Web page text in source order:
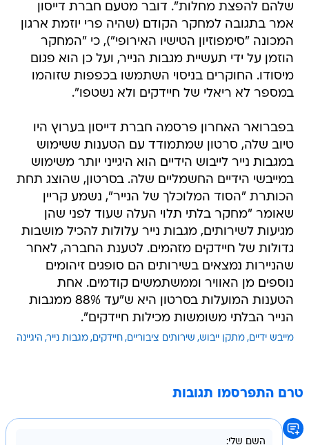
שלהם להפצת מחלות". דובר מטעם חברת דייסון
אמר בתגובה למחקר הקודם (שהיה פרי יוזמת ארגון
המכונה "סימפוזיון הטישיו האירופי"), כי "המחקר
הוזמן על ידי תעשיית מגבות הנייר, ועל כן הוא פגום
מיסודו. החוקרים בניסוי השתמשו בכפפות שזוהמו
במספר לא ריאלי של חיידקים ולא נשטפו".
בפברואר האחרון פרסמה חברת דייסון בערוץ היו
טיוב שלה, סרטון שמתמודד עם הטענות ששימוש
במגבות נייר לייבוש הידיים הוא היגייני יותר משימוש
במייבשי הידיים החשמליים שלה. בסרטון, שהוצג תחת
הכותרת "הסוד המלוכלך של הנייר", נשמע קריין
שאומר "מחקר בלתי תלוי העלה שעוד לפני שהן
מגיעות לשירותים, מגבות נייר עלולות להכיל מושבות
גדולות של חיידקים מזהמים. לטענת החברה, לאחר
שהניירות נמצאים בשירותים הם סופגים זיהומים
נוספים מן האוויר וממשתמשים קודמים. אחת
הטענות המועלות בסרטון היא ש"עד 88% ממגבות
הנייר הבלתי משומשות מכילות חיידקים".
מייבש ידיים מתקן ייבוש שירותים ציבוריים חיידקים מגבות נייר היגיינה
טרם התפרסמו תגובות